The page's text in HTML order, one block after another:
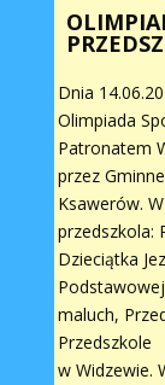
Dnia
Olimpiada
Patronatem
przez
Ksawerów.
przedszkola:
Dzieciątka
maluch,
Przedszkole
w Widzewie.